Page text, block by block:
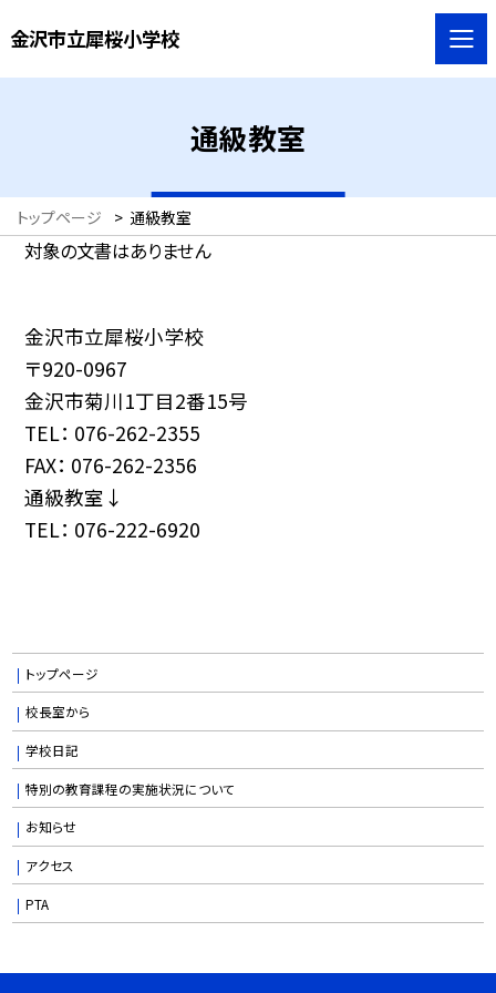
金沢市立犀桜小学校
通級教室
トップページ > 通級教室
対象の文書はありません
金沢市立犀桜小学校
〒920-0967
金沢市菊川1丁目2番15号
TEL： 076-262-2355
FAX： 076-262-2356
通級教室↓
TEL： 076-222-6920
トップページ
校長室から
学校日記
特別の教育課程の実施状況について
お知らせ
アクセス
PTA